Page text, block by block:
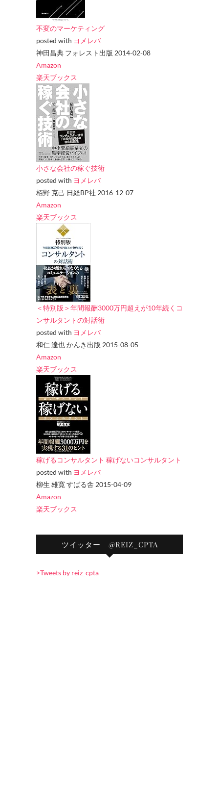
不変のマーケティング
posted with ヨメレバ
神田昌典 フォレスト出版 2014-02-08
Amazon
楽天ブックス
小さな会社の稼ぐ技術
posted with ヨメレバ
栢野 克己 日経BP社 2016-12-07
Amazon
楽天ブックス
＜特別版＞年間報酬3000万円超えが10年続くコ
ンサルタントの対話術
posted with ヨメレバ
和仁 達也 かんき出版 2015-08-05
Amazon
楽天ブックス
稼げるコンサルタント 稼げないコンサルタント
posted with ヨメレバ
柳生 雄寛 すばる舎 2015-04-09
Amazon
楽天ブックス
ツイッター @REIZ_CPTA
>Tweets by reiz_cpta